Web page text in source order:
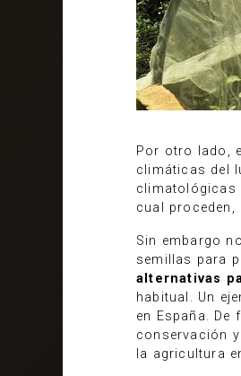
Por otro lado,
climáticas del
climatológicas
cual
Sin embargo
semillas para
alternativas
habitual. Un
en España.
conservación
la agricultura